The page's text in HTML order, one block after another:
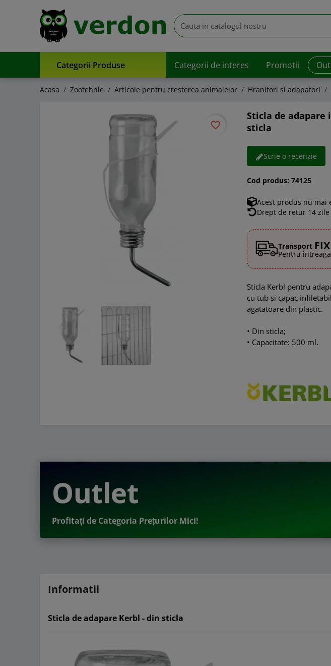
Categorii Produse Categorii de interes Promotii
Acasa Zootehnie Articole pentru cresterea animalelor Hranitori si adapatori
favorite_border
Sticla de adapare
sticla
Scrie o recenzie
Cod produs: 74125
Acest produs nu mai
Drept de retur 14 zile
Transport
Pentru
Sticla Kerbl pentru
cu tub si capac
agatatoare din plastic.
• Din sticla;
• Capacitate: 500 ml.
Outlet
Profitați de Categoria Prețurilor Mici!
Informatii
Sticla de adapare Kerbl - din sticla